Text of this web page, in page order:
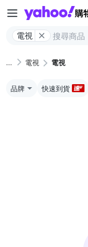
電視
電視 電視
品牌 快速到貨